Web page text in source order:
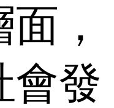
，
會發